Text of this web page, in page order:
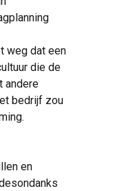
weg dat een
die de
andere
bedrijf zou
en